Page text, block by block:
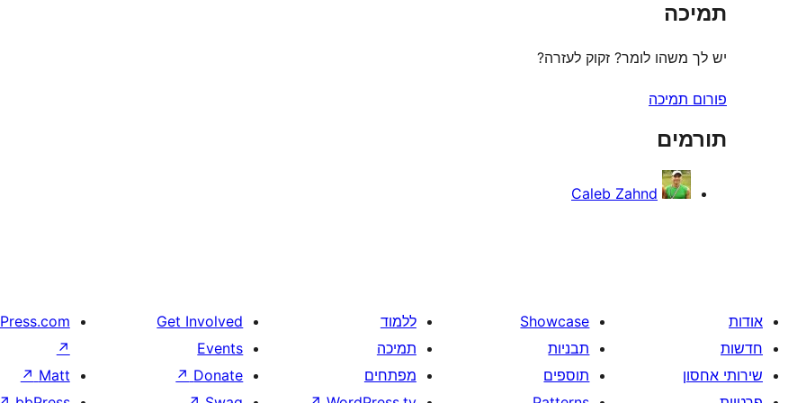
תמיכה
יש לך משהו לומר? זקוק לעזרה?
פורום תמיכה
תורמים
Caleb Zahnd
אודות
חדשות
שירותי אחסון
Showcase
תבניות
תוספים
ללמוד
תמיכה
מפתחים
Get Involved
Events
Donate
↗
↗
Matt
↗